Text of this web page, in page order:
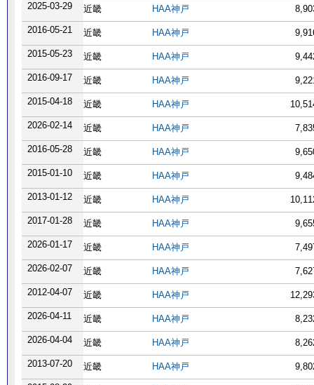
2025-03-29
近畿 HAA神戸
2016-05-21
近畿 HAA神戸
2015-05-23
近畿 HAA神戸
2016-09-17
近畿 HAA神戸
2015-04-18
近畿 HAA神戸
2026-02-14
近畿 HAA神戸
2016-05-28
近畿 HAA神戸
2015-01-10
近畿 HAA神戸
2013-01-12
近畿 HAA神戸
2017-01-28
近畿 HAA神戸
2026-01-17
近畿 HAA神戸
2026-02-07
近畿 HAA神戸
2012-04-07
近畿 HAA神戸
2026-04-11
近畿 HAA神戸
2026-04-04
近畿 HAA神戸
2013-07-20
近畿 HAA神戸